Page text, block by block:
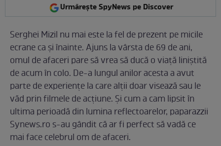
Urmărește SpyNews pe Discover
Serghei Mizil nu mai este la fel de prezent pe micile
ecrane ca și înainte. Ajuns la vârsta de 69 de ani,
omul de afaceri pare să vrea să ducă o viață liniștită
de acum în colo. De-a lungul anilor acesta a avut
parte de experiențe la care alții doar visează sau le
văd prin filmele de acțiune. Și cum a cam lipsit în
ultima perioadă din lumina reflectoarelor, paparazzii
Synews.ro s-au gândit că ar fi perfect să vadă ce
mai face celebrul om de afaceri.